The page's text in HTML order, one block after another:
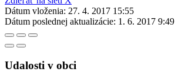
Dátum vloženia: 27. 4. 2017 15:55
Dátum poslednej aktualizácie: 1. 6. 2017 9:49
Udalosti v obci